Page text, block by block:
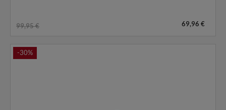
99,95 € 69,96 €
-30%